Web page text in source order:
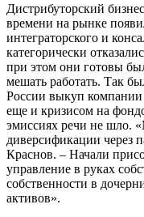
Дистрибуторский
времени на рынке
интеграторского и
категорически
при этом они готовы
мешать работать. Так
России выкуп
еще и кризисом на
эмиссиях речи не шло.
диверсификации через
Краснов. – Начали
управление в руках
собственности в
активов».